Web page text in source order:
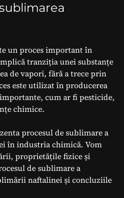
un proces important în
tranziția unei substanțe
de vapori, fără a trece prin
este utilizat în producerea
cum ar fi pesticide,
chimice.
procesul de sublimare a
în industria chimică. Vom
proprietățile fizice și
de sublimare a
naftalinei și concluziile